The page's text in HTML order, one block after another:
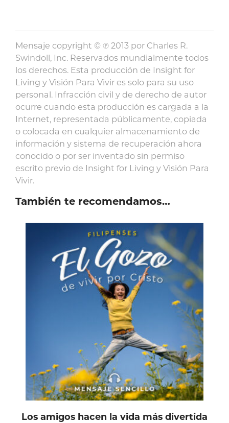
Mensaje copyright © ℗ 2013 por Charles R.
Swindoll, Inc. Reservados mundialmente todos
los derechos. Esta producción de Insight for
Living y Visión Para Vivir es solo para su uso
personal. Infracción civil y de derecho de autor
ocurre cuando esta producción es cargada a la
Internet, representada públicamente, copiada
o colocada en cualquier almacenamiento de
información y sistema de recuperación ahora
conocido o por ser inventado sin permiso
escrito previo de Insight for Living y Visión Para
Vivir.
También te recomendamos…
Los amigos hacen la vida más divertida